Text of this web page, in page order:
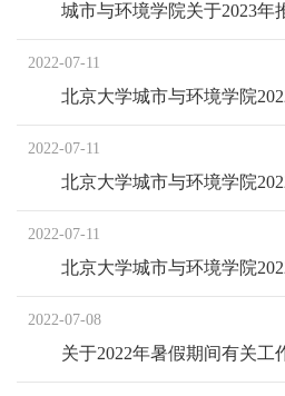
城市与环境学院关于2023年
2022-07-11
北京大学城市与环境学院
营优秀营员公示（自然地理
2022-07-11
北京大学城市与环境学院
营优秀营员公示（环境科学
2022-07-11
北京大学城市与环境学院
营优秀营员公示（生态学）
2022-07-08
关于2022年暑假期间有关工